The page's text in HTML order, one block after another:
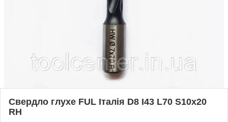
Свердло глухе FUL Італія D8 I43 L70 S10х20
RH